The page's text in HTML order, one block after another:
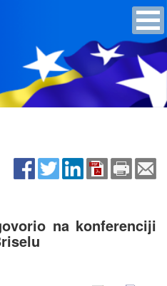
na konferenciji